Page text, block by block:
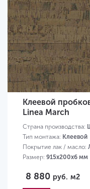
Клеевой
Linea March
Страна производства:
Тип монтажа: Клеевой
Покрытие лак / масло:
Размер: 915х200х6 мм
8 880 руб. м2